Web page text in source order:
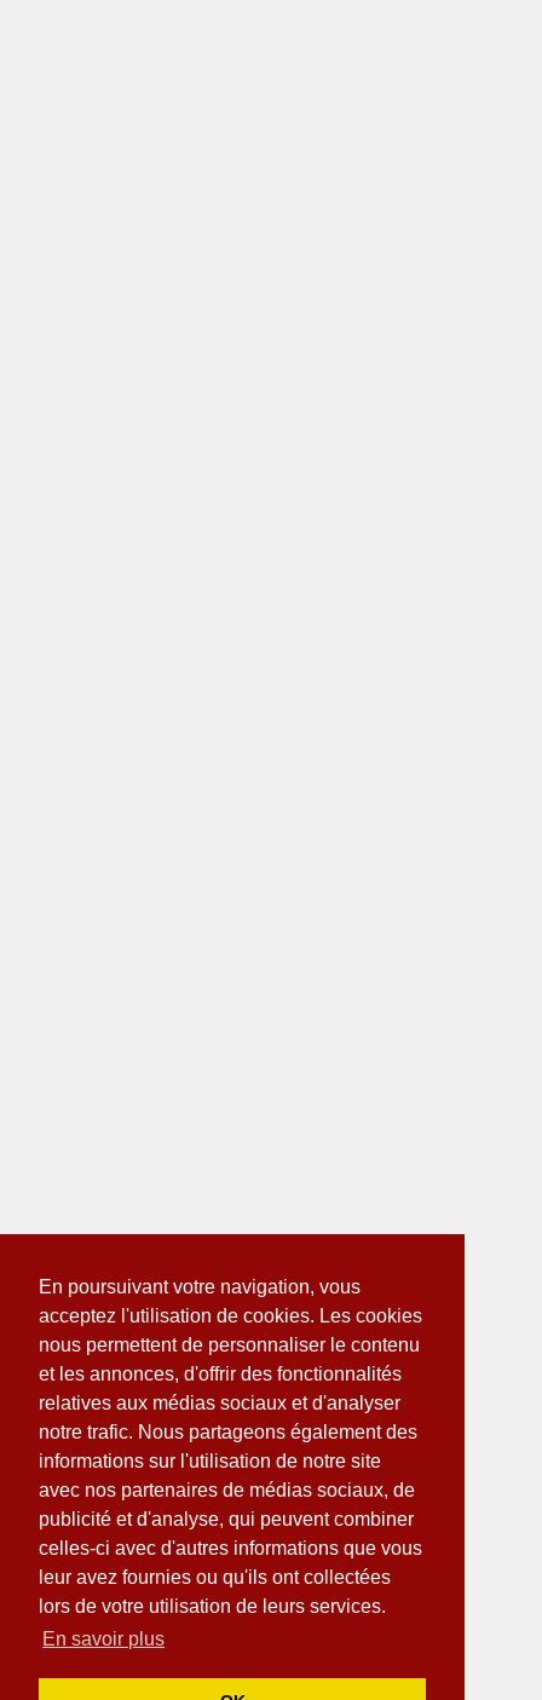
En poursuivant votre navigation, vous
acceptez l'utilisation de cookies. Les cookies
nous permettent de personnaliser le contenu
et les annonces, d'offrir des fonctionnalités
relatives aux médias sociaux et d'analyser
notre trafic. Nous partageons également des
informations sur l'utilisation de notre site
avec nos partenaires de médias sociaux, de
publicité et d'analyse, qui peuvent combiner
celles-ci avec d'autres informations que vous
leur avez fournies ou qu'ils ont collectées
lors de votre utilisation de leurs services.
En savoir plus